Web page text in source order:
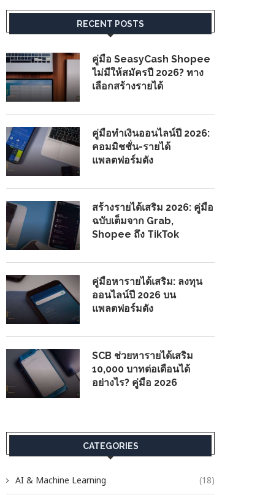
RECENT POSTS
คู่มือ SeasyCash Shopee
ไม่มีให้สมัครปี 2026? ทาง
เลือกสร้างรายได้
คู่มือทำเงินออนไลน์ปี 2026:
คอมมิชชั่น-รายได้
แพลตฟอร์มดัง
สร้างรายได้เสริม 2026: คู่มือ
ฉบับเต็มจาก Grab,
Shopee ถึง TikTok
คู่มือหารายได้เสริม: ลงทุน
ออนไลน์ปี 2026 บน
แพลตฟอร์มดัง
SCB ช่วยหารายได้เสริม
10,000 บาทต่อเดือนได้
อย่างไร? คู่มือ 2026
CATEGORIES
AI & Machine Learning (18)